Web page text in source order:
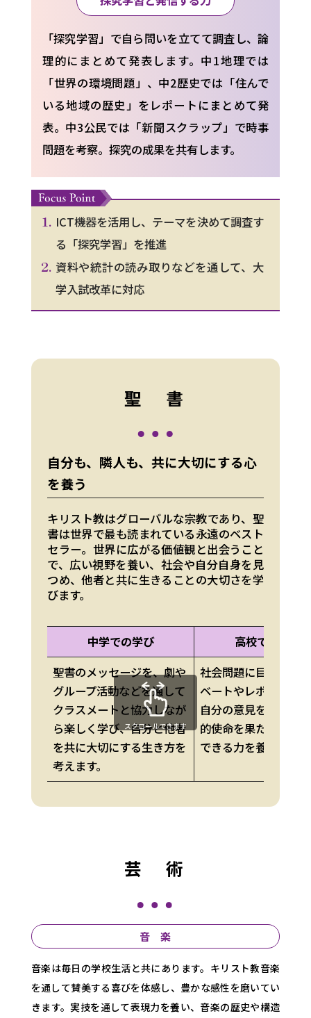
「探究学習」で自ら問いを立てて調査し、論
理的にまとめて発表します。中1地理では
「世界の環境問題」、中2歴史では「住んで
いる地域の歴史」をレポートにまとめて発
表。中3公民では「新聞スクラップ」で時事
問題を考察。探究の成果を共有します。
ICT機器を活用し、テーマを決めて調査す
る「探究学習」を推進
資料や統計の読み取りなどを通して、大
学入試改革に対応
聖 書
自分も、隣人も、共に大切にする心
を養う
キリスト教はグローバルな宗教であり、聖
書は世界で最も読まれている永遠のベスト
セラー。世界に広がる価値観と出会うこと
で、広い視野を養い、社会や自分自身を見
つめ、他者と共に生きることの大切さを学
びます。
中学での学び
高校での学び
聖書のメッセージを、劇や
グループ活動などを通して
クラスメートと協力しなが
ら楽しく学び、自分と他者
を共に大切にする生き方を
考えます。
社会問題に目を向け
ベートやレポートを
自分の意見を表現し
的使命を果たして自
できる力を養います。
スクロールできます
芸 術
音 楽
音楽は毎日の学校生活と共にあります。キリスト教音楽
を通して賛美する喜びを体感し、豊かな感性を磨いてい
きます。実技を通して表現力を養い、音楽の歴史や構造